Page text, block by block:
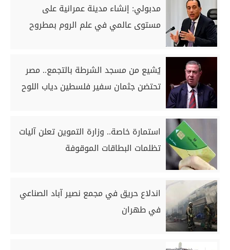
مدبولي: إنشاء مدينة عمرانية على
مستوى عالمي في علم الروم بمطروح
يُشيع من مسجد الشرطة بالتجمع.. مصر
تحتضن جثمان سفير فلسطين دياب اللوح
استمارة خاصة.. وزارة التموين تعلن آليات
تظلمات البطاقات الموقوفة
اندلاع حريق في مجمع نصير آباد الصناعي
في طهران